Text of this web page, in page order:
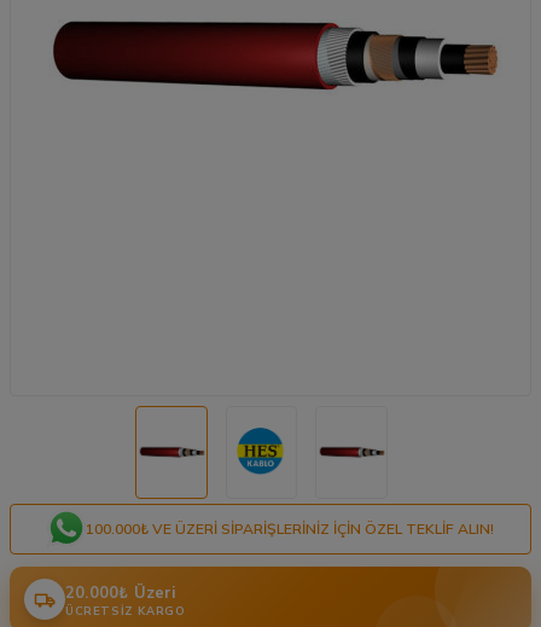
100.000₺ VE ÜZERI SIPARIŞLERINIZ IÇIN ÖZEL TEKLIF ALIN!
20.000₺ Üzeri
ÜCRETSIZ KARGO